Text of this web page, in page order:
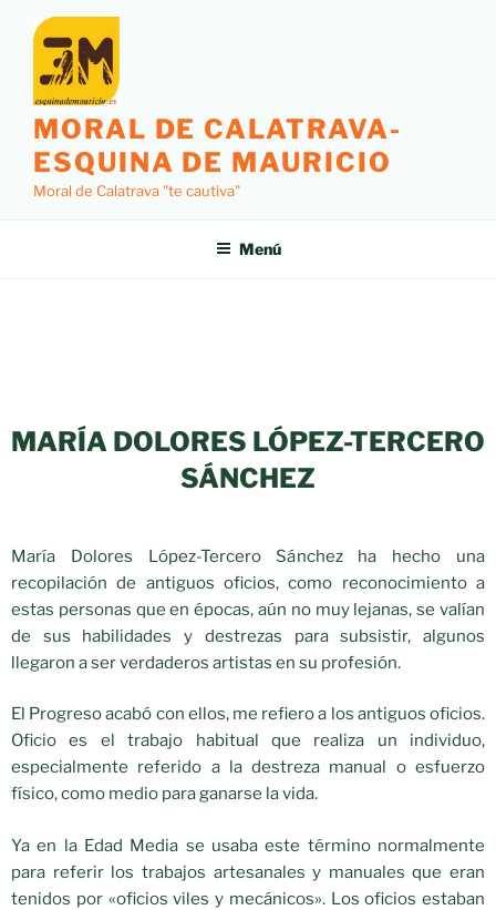
MORAL DE CALATRAVA-
ESQUINA DE MAURICIO
Moral de Calatrava "te cautiva"
Menú
MARÍA DOLORES LÓPEZ-TERCERO
SÁNCHEZ
María Dolores López-Tercero Sánchez ha hecho una
recopilación de antiguos oficios, como reconocimiento a
estas personas que en épocas, aún no muy lejanas, se valían
de sus habilidades y destrezas para subsistir, algunos
llegaron a ser verdaderos artistas en su profesión.
El Progreso acabó con ellos, me refiero a los antiguos oficios.
Oficio es el trabajo habitual que realiza un individuo,
especialmente referido a la destreza manual o esfuerzo
físico, como medio para ganarse la vida.
Ya en la Edad Media se usaba este término normalmente
para referir los trabajos artesanales y manuales que eran
tenidos por «oficios viles y mecánicos». Los oficios estaban